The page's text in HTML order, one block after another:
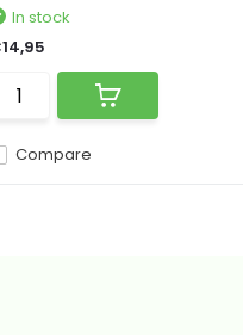
Compare
In stock